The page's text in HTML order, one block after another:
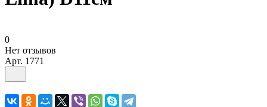
0
Нет отзывов
Арт. 1771